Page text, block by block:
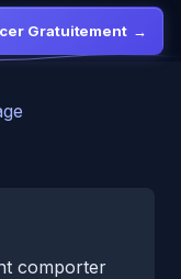
Gratuitement →
comporter